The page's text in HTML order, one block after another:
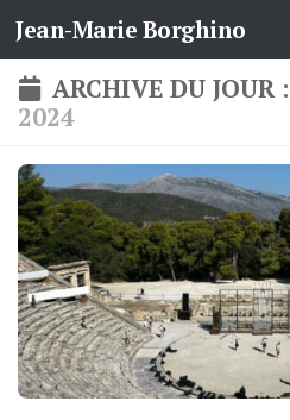
Skip to content
Jean-Marie Borghino
ARCHIVE DU JOUR :
2024